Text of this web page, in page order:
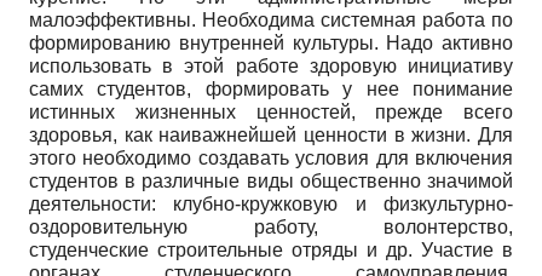
малоэффективны. Необходима системная работа по
формированию внутренней культуры. Надо активно
использовать в этой работе здоровую инициативу
самих студентов, формировать у нее понимание
истинных жизненных ценностей, прежде всего
здоровья, как наиважнейшей ценности в жизни. Для
этого необходимо создавать условия для включения
студентов в различные виды общественно значимой
деятельности: клубно-кружковую и физкультурно-
оздоровительную работу, волонтерство,
студенческие строительные отряды и др. Участие в